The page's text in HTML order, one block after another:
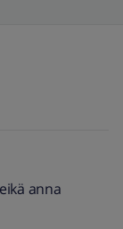
anna